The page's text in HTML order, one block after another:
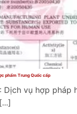
phẩm Trung Quốc cấp
Dịch vụ hợp pháp